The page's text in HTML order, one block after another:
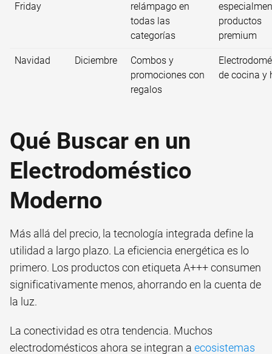
Friday
relámpago en
todas las
categorías
productos
premium
Navidad Diciembre
Combos y
promociones con
regalos
de cocina y
Qué Buscar en un
Electrodoméstico
Moderno
Más allá del precio, la tecnología integrada define la
utilidad a largo plazo. La eficiencia energética es lo
primero. Los productos con etiqueta A+++ consumen
significativamente menos, ahorrando en la cuenta de
la luz.
La conectividad es otra tendencia. Muchos
electrodomésticos ahora se integran a ecosistemas